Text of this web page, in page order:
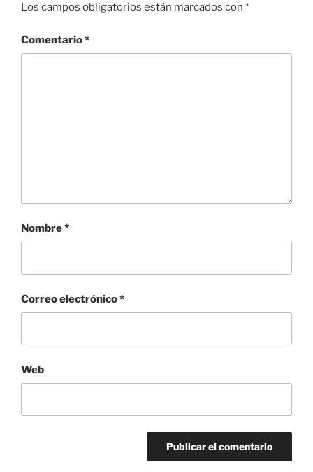
Los campos obligatorios están marcados con *
Comentario*
Nombre*
Correo electrónico*
Web